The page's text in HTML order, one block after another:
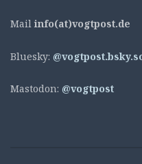
Mail info(at)vogtpost.de
Bluesky:
Mastodon: @vogtpost